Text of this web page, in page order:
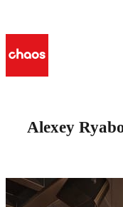
Alexey